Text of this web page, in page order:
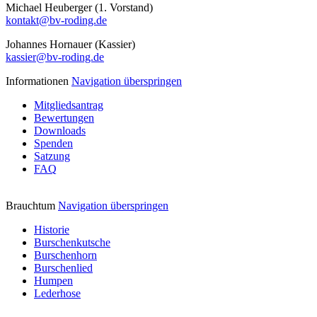
Michael Heuberger (1. Vorstand)
kontakt@bv-roding.de
Johannes Hornauer (Kassier)
kassier@bv-roding.de
Informationen Navigation überspringen
Mitgliedsantrag
Bewertungen
Downloads
Spenden
Satzung
FAQ
Brauchtum Navigation überspringen
Historie
Burschenkutsche
Burschenhorn
Burschenlied
Humpen
Lederhose